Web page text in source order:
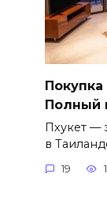
Покупка
Полный
Пхукет —
в
19